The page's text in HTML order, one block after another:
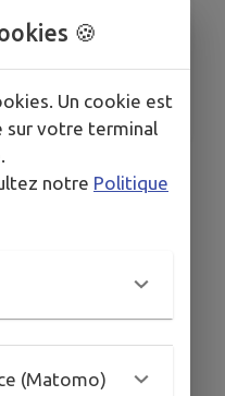
Mathieu Duméry,
pas sorcier", pour
et engagé
Mathieu
scientifique,
avec humour, parce
avancer grand-
et on ressort
🍪
Un cookie est
sur votre terminal
notre Politique
(Matomo)